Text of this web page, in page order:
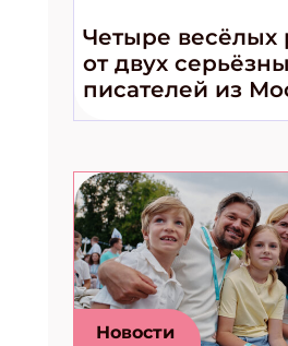
Четыре весёлых
от двух
писателей из
Новости